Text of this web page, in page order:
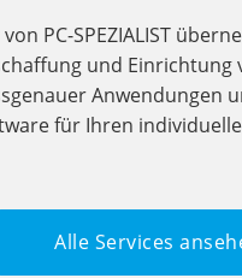
PC-SPEZIALIST
und Einrichtung
Anwendungen
für Ihren
Alle Services